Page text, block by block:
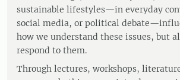
sustainable lifestyles—in everyday
social media, or political
how we understand these issues, but
respond to them.
Through lectures, workshops,